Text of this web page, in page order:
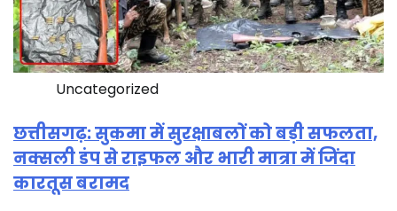
Uncategorized
छत्तीसगढ़: सुकमा में सुरक्षाबलों को बड़ी सफलता,
नक्सली डंप से राइफल और भारी मात्रा में जिंदा
कारतूस बरामद